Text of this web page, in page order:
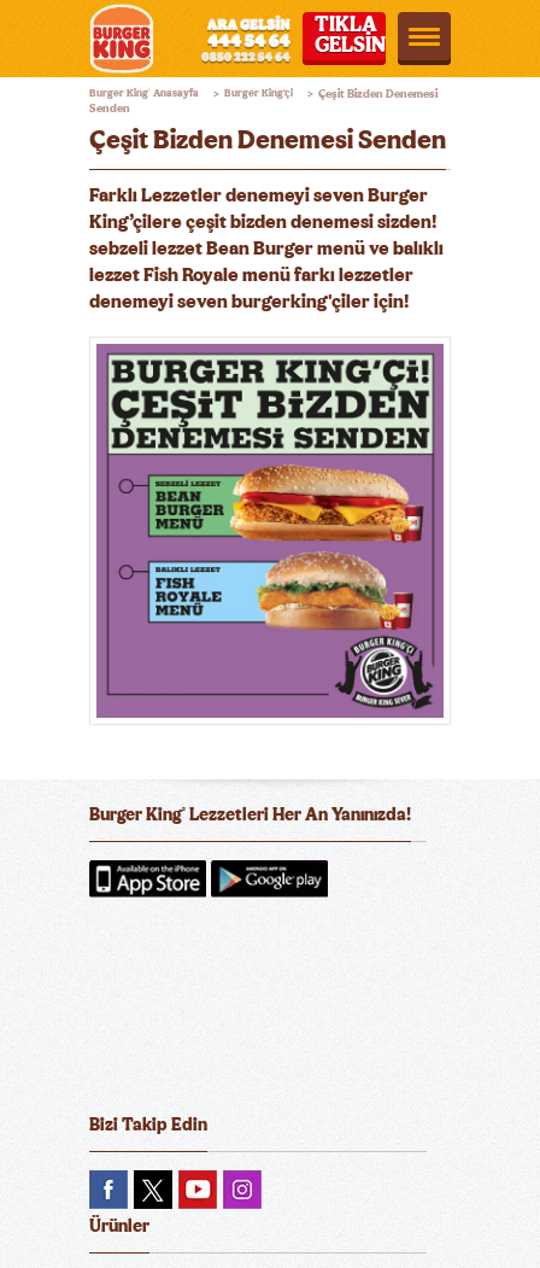
Burger
King®
Türkiye
TIKLA
GELSİN
Burger King® Anasayfa > Burger King'çi > Çeşit Bizden Denemesi
Senden
Çeşit Bizden Denemesi Senden
Farklı Lezzetler denemeyi seven Burger
King’çilere çeşit bizden denemesi sizden!
sebzeli lezzet Bean Burger menü ve balıklı
lezzet Fish Royale menü farkı lezzetler
denemeyi seven burgerking'çiler için!
Burger King® Lezzetleri Her An Yanınızda!
Bizi Takip Edin
Ürünler